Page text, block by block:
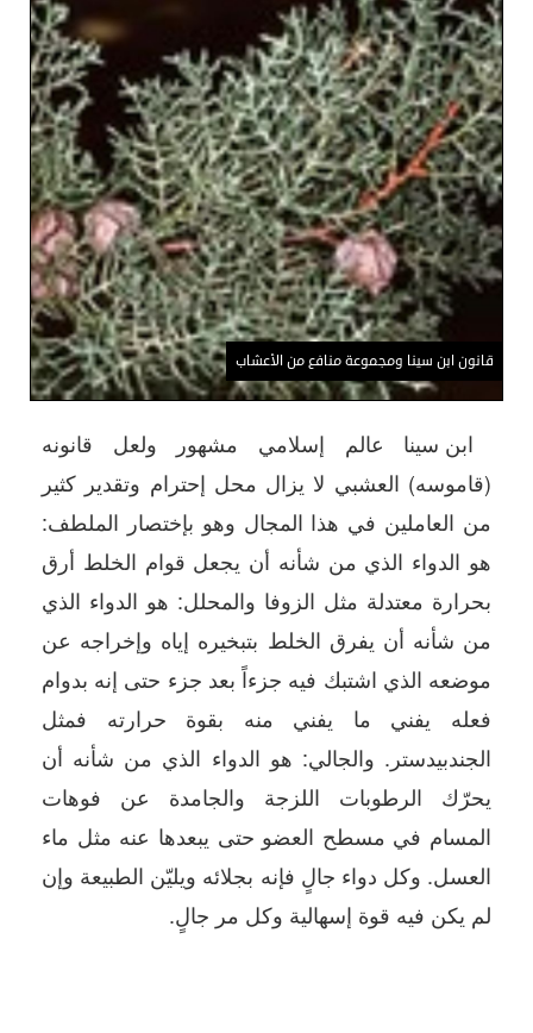
قانون ابن سينا ومجموعة منافع من الأعشاب
ابن سينا عالم إسلامي مشهور ولعل قانونه
(قاموسه) العشبي لا يزال محل إحترام وتقدير كثير
من العاملين في هذا المجال وهو بإختصار الملطف:
هو الدواء الذي من شأنه أن يجعل قوام الخلط أرق
بحرارة معتدلة مثل الزوفا والمحلل: هو الدواء الذي
من شأنه أن يفرق الخلط بتبخيره إياه وإخراجه عن
موضعه الذي اشتبك فيه جزءاً بعد جزء حتى إنه بدوام
فعله يفني ما يفني منه بقوة حرارته فمثل
الجندبيدستر. والجالي: هو الدواء الذي من شأنه أن
يحرّك الرطوبات اللزجة والجامدة عن فوهات
المسام في مسطح العضو حتى يبعدها عنه مثل ماء
العسل. وكل دواء جالٍ فإنه بجلائه ويليّن الطبيعة وإن
لم يكن فيه قوة إسهالية وكل مر جالٍ.